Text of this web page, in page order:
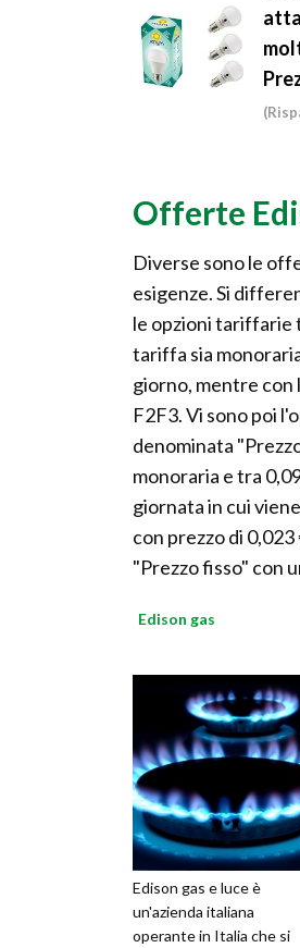
Offerte
Diverse sono le
esigenze. Si
le opzioni tariffarie
tariffa sia
giorno, mentre con
F2F3. Vi sono poi
denominata
monoraria e tra
giornata in cui
con prezzo di
"Prezzo fisso" con
Edison gas
Edison gas e luce è
un'azienda italiana
operante in Italia che si